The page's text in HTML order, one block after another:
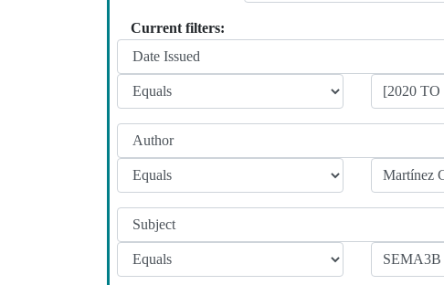
Current filters: